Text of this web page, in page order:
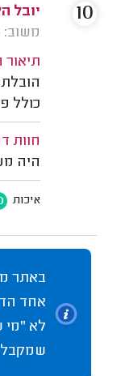
יובל
משוב: 06/08/2026
תיאור
כולל
חוות
היה
איכות
10
באתר
אחד
לא "מי
שמקבל